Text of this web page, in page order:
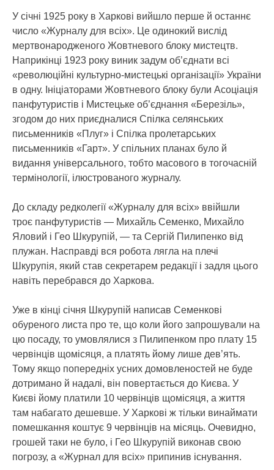
У січні 1925 року в Харкові вийшло перше й останнє
число «Журналу для всіх». Це одинокий вислід
мертвонародженого Жовтневого блоку мистецтв.
Наприкінці 1923 року виник задум об’єднати всі
«революційні культурно-мистецькі організації» України
в одну. Ініціаторами Жовтневого блоку були Асоціація
панфутуристів і Мистецьке об’єднання «Березіль»,
згодом до них приєдналися Спілка селянських
письменників «Плуг» і Спілка пролетарських
письменників «Гарт». У спільних планах було й
видання універсального, тобто масового в тогочасній
термінології, ілюстрованого журналу.
До складу редколегії «Журналу для всіх» ввійшли
троє панфутуристів — Михайль Семенко, Михайло
Яловий і Гео Шкурупій, — та Сергій Пилипенко від
плужан. Насправді вся робота лягла на плечі
Шкурупія, який став секретарем редакції і задля цього
навіть перебрався до Харкова.
Уже в кінці січня Шкурупій написав Семенкові
обуреного листа про те, що коли його запрошували на
цю посаду, то умовлялися з Пилипенком про плату 15
червінців щомісяця, а платять йому лише дев’ять.
Тому якщо попередніх усних домовленостей не буде
дотримано й надалі, він повертається до Києва. У
Києві йому платили 10 червінців щомісяця, а життя
там набагато дешевше. У Харкові ж тільки винаймати
помешкання коштує 9 червінців на місяць. Очевидно,
грошей таки не було, і Гео Шкурупій виконав свою
погрозу, а «Журнал для всіх» припинив існування.